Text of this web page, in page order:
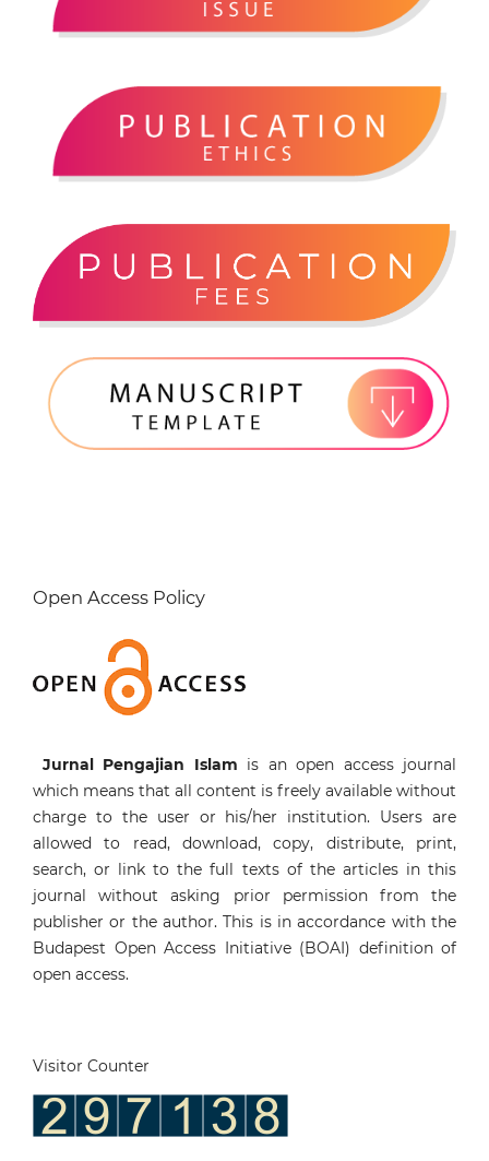
Open Access Policy
Jurnal Pengajian Islam is an open access journal
which means that all content is freely available without
charge to the user or his/her institution. Users are
allowed to read, download, copy, distribute, print,
search, or link to the full texts of the articles in this
journal without asking prior permission from the
publisher or the author. This is in accordance with the
Budapest Open Access Initiative (BOAI) definition of
open access.
Visitor Counter